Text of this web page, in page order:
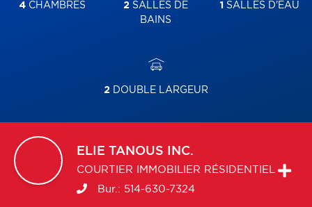
4CHAMBRES 2 SALLES DE
BAINS
1 SALLES D'EAU
2 DOUBLE LARGEUR
ELIE TANOUS INC.
COURTIER IMMOBILIER RÉSIDENTIEL
Bur.: 514-630-7324